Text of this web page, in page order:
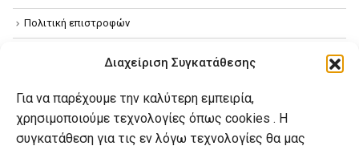
Διαχείριση Συγκατάθεσης
Για να παρέχουμε την καλύτερη εμπειρία,
χρησιμοποιούμε τεχνολογίες όπως cookies . Η
συγκατάθεση για τις εν λόγω τεχνολογίες θα μας
Πολιτική επιστροφών
Πολιτική Cookies